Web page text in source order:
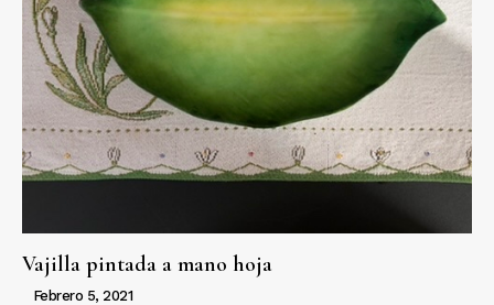
Vajilla pintada a mano hoja
Febrero 5, 2021